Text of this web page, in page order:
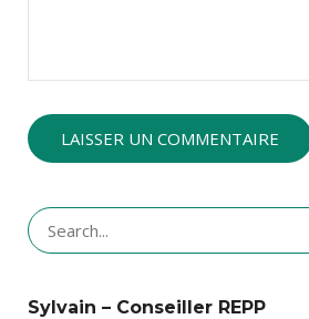
Search
for:
Sylvain – Conseiller REPP